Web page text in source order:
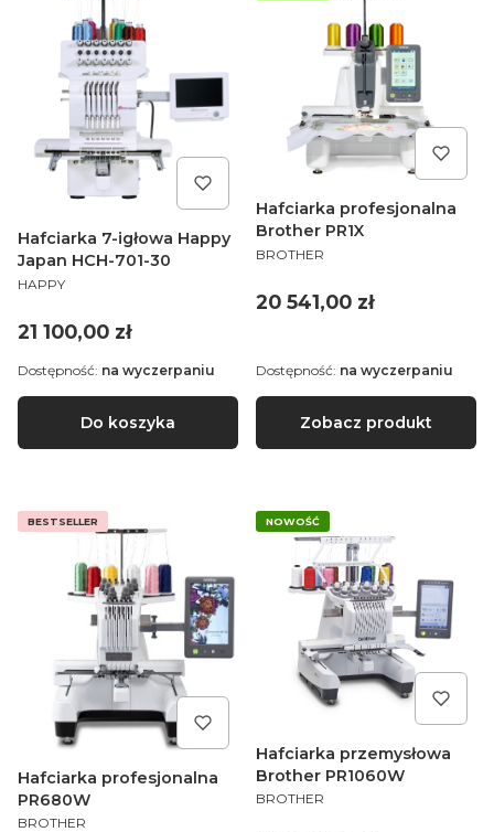
Hafciarka 7-igłowa Happy
Japan HCH-701-30
PRODUCENT
HAPPY
Cena
21 100,00 zł
Do koszyka
Dostępność: na wyczerpaniu
Hafciarka profesjonalna
Brother PR1X
PRODUCENT
BROTHER
Cena
20 541,00 zł
Zobacz produkt
Dostępność: na wyczerpaniu
BESTSELLER
Hafciarka profesjonalna
PR680W
PRODUCENT
BROTHER
NOWOŚĆ
Hafciarka przemysłowa
Brother PR1060W
PRODUCENT
BROTHER